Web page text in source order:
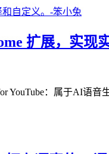
扩展，实
YouTube：属于AI语